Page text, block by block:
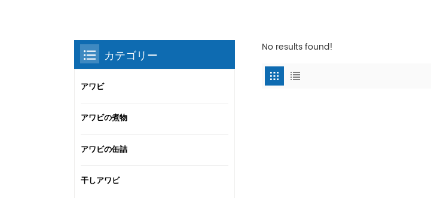
No results found!
カテゴリー
アワビ
アワビの煮物
アワビの缶詰
干しアワビ